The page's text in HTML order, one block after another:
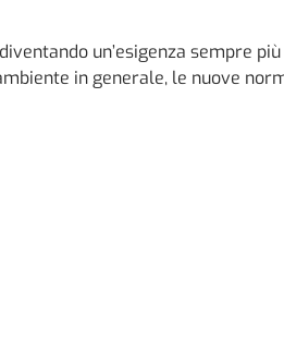
un’esigenza sempre
in generale, le nuove